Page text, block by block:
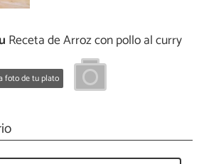
Receta de Arroz con pollo al curry
foto de tu plato